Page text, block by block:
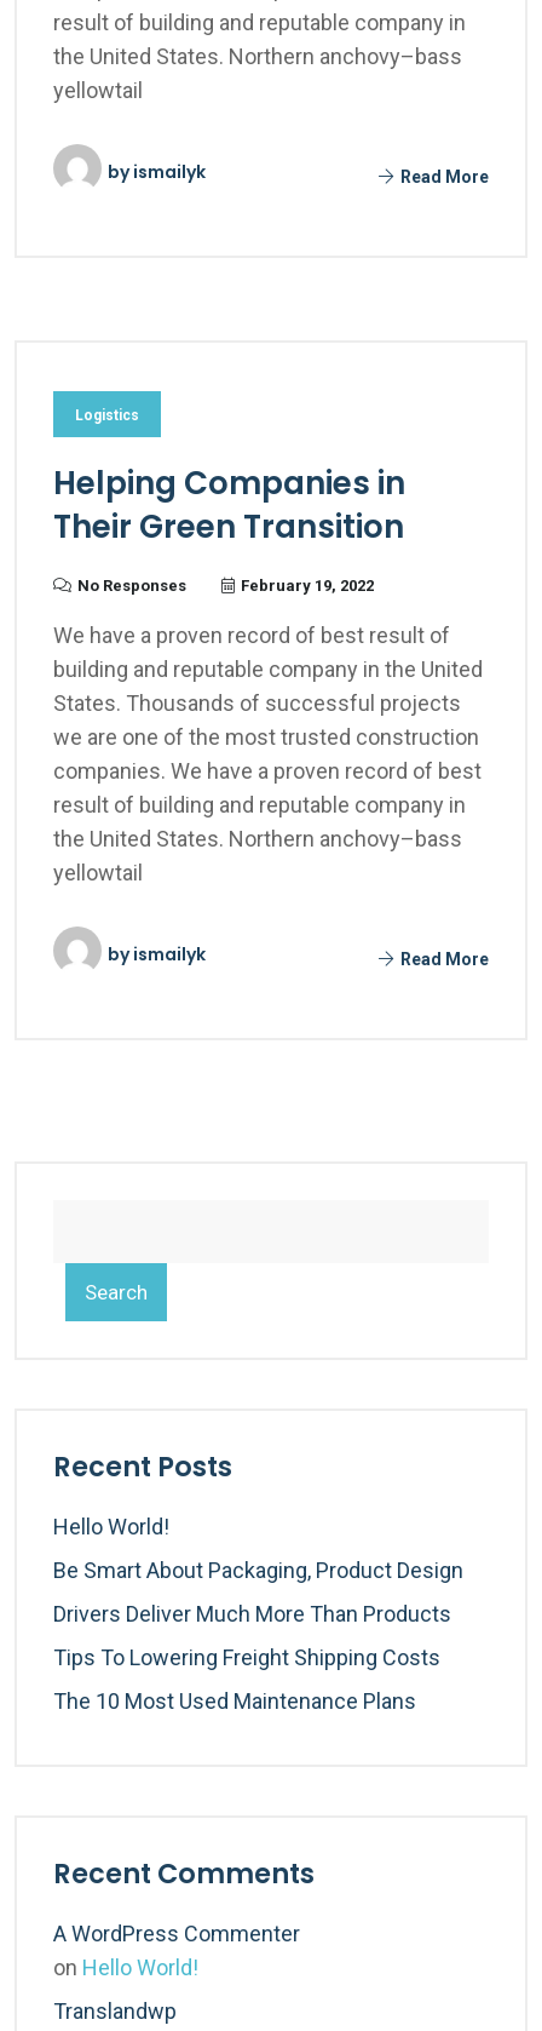
result of building and reputable company in
the United States. Northern anchovy–bass
yellowtail
byismailyk Read More
Logistics
Helping Companies in
Their Green Transition
No Responses February 19, 2022
We have a proven record of best result of
building and reputable company in the United
States. Thousands of successful projects
we are one of the most trusted construction
companies. We have a proven record of best
result of building and reputable company in
the United States. Northern anchovy–bass
yellowtail
byismailyk Read More
Search
Recent Posts
Hello World!
Be Smart About Packaging, Product Design
Drivers Deliver Much More Than Products
Tips To Lowering Freight Shipping Costs
The 10 Most Used Maintenance Plans
Recent Comments
A WordPress Commenter
on Hello World!
Translandwp